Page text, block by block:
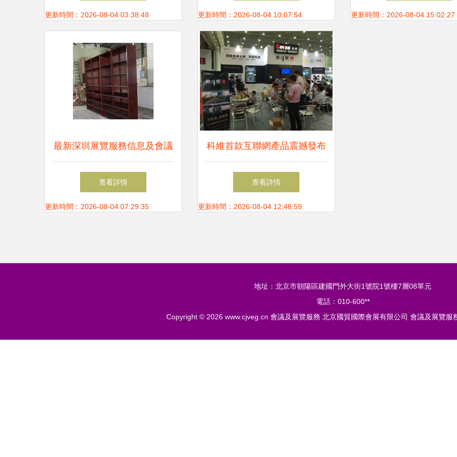
更新時間：2026-08-04 03:38:48 務升級
更新時間：2026-08-04 10:07:54 更新時間：2026-08-04 15:02:27
最新深圳展覽服務信息及會議
動態，助力城際商務溝通
查看詳情
更新時間：2026-08-04 07:29:35
科維首款互聯網產品震撼發布
北斗衛星導航引領車載新紀元
查看詳情
更新時間：2026-08-04 12:48:59
地址：北京市朝陽區建國門外大街1號院1號樓7層08單元
電話：010-600**
Copyright © 2026 www.cjveg.cn 會議及展覽服務 北京國貿國際會展有限公司 會議及展覽服